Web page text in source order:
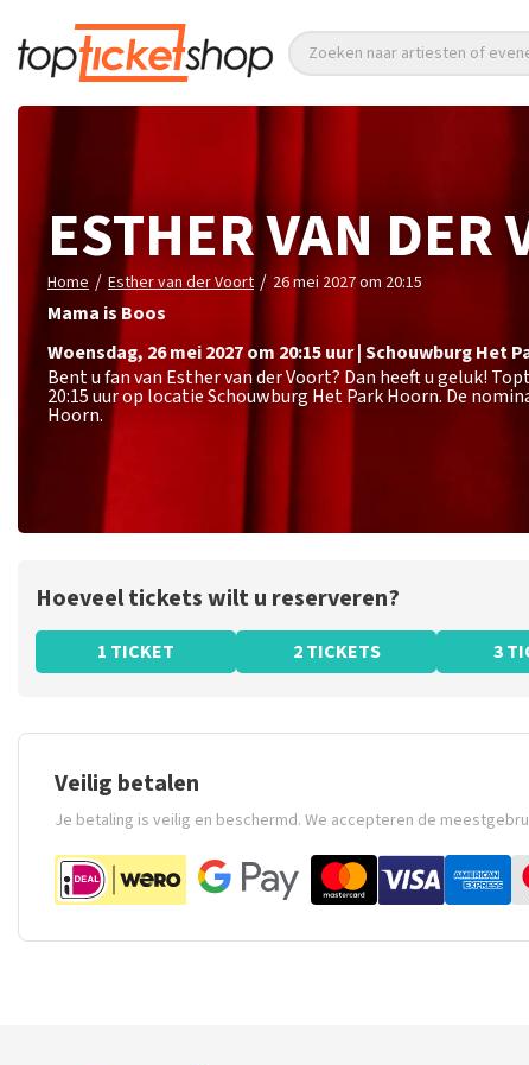
Zoeken naar artiesten of
ESTHER VAN DER
Home / Esther van der Voort / 26 mei 2027 om 20:15
Mama is Boos
woensdag, 26 mei 2027 om 20:15uur|Schouwburg Het
Bent u fan van Esther van der Voort? Dan heeft u geluk!
20:15 uur op locatie Schouwburg Het Park Hoorn. De
Hoorn.
Hoeveel tickets wilt u reserveren?
1 TICKET 2 TICKETS 3
Veilig betalen
Je betaling is veilig en beschermd. We accepteren de